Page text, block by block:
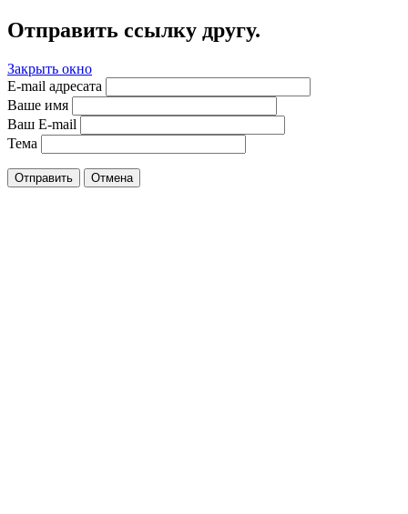
Отправить ссылку другу.
Закрыть окно
E-mail адресата
Ваше имя
Ваш E-mail
Тема
Отправить Отмена